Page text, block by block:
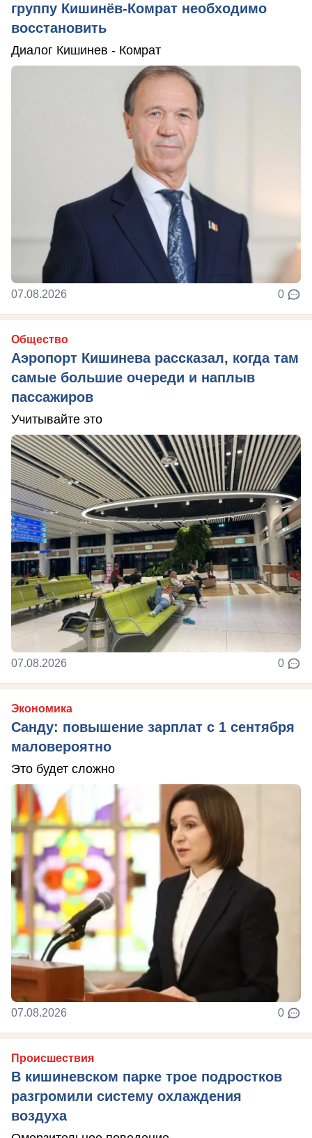
группу Кишинёв-Комрат необходимо
восстановить
Диалог Кишинев - Комрат
07.08.2026 0
Общество
Аэропорт Кишинева рассказал, когда там
самые большие очереди и наплыв
пассажиров
Учитывайте это
07.08.2026 0
Экономика
Санду: повышение зарплат с 1 сентября
маловероятно
Это будет сложно
07.08.2026 0
Происшествия
В кишиневском парке трое подростков
разгромили систему охлаждения
воздуха